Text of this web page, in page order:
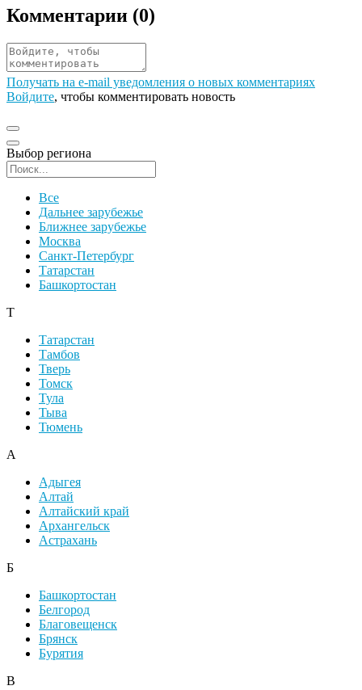
Комментарии (0)
Получать на e‑mail уведомления о новых комментариях
Войдите, чтобы комментировать новость
Выбор региона
Все
Дальнее зарубежье
Ближнее зарубежье
Москва
Санкт-Петербург
Татарстан
Башкортостан
Т
Татарстан
Тамбов
Тверь
Томск
Тула
Тыва
Тюмень
А
Адыгея
Алтай
Алтайский край
Архангельск
Астрахань
Б
Башкортостан
Белгород
Благовещенск
Брянск
Бурятия
В